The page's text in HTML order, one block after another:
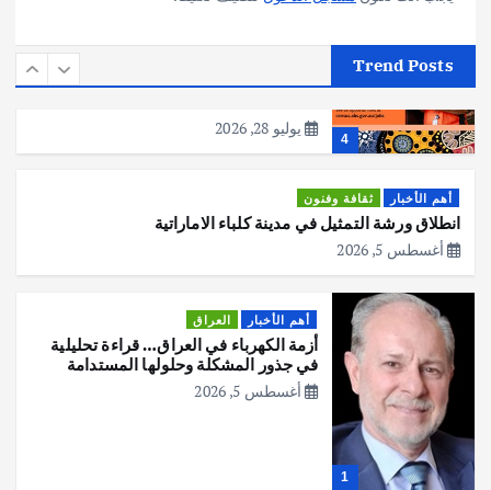
Trend Posts
4
عملية التعداد السكاني في11 من الشهر
يوليو 28, 2026
أهم الأخبار ثقافة وفنون
انطلاق ورشة التمثيل في مدينة كلباء الاماراتية
أغسطس 5, 2026
1
أهم الأخبار العراق
أزمة الكهرباء في العراق… قراءة تحليلية
في جذور المشكلة وحلولها المستدامة
أغسطس 5, 2026